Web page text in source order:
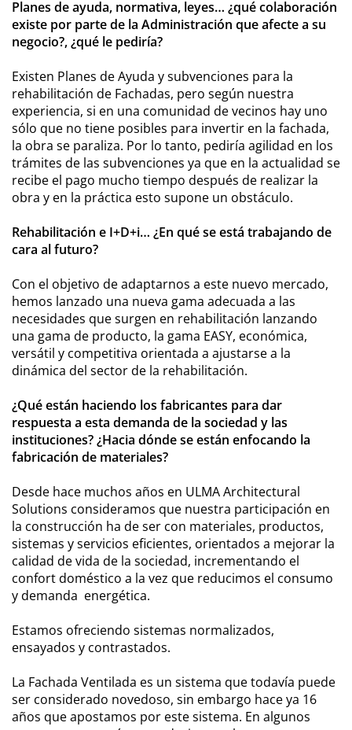
Planes de ayuda, normativa, leyes… ¿qué colaboración
existe por parte de la Administración que afecte a su
negocio?, ¿qué le pediría?
Existen Planes de Ayuda y subvenciones para la
rehabilitación de Fachadas, pero según nuestra
experiencia, si en una comunidad de vecinos hay uno
sólo que no tiene posibles para invertir en la fachada,
la obra se paraliza. Por lo tanto, pediría agilidad en los
trámites de las subvenciones ya que en la actualidad se
recibe el pago mucho tiempo después de realizar la
obra y en la práctica esto supone un obstáculo.
Rehabilitación e I+D+i… ¿En qué se está trabajando de
cara al futuro?
Con el objetivo de adaptarnos a este nuevo mercado,
hemos lanzado una nueva gama adecuada a las
necesidades que surgen en rehabilitación lanzando
una gama de producto, la gama EASY, económica,
versátil y competitiva orientada a ajustarse a la
dinámica del sector de la rehabilitación.
¿Qué están haciendo los fabricantes para dar
respuesta a esta demanda de la sociedad y las
instituciones? ¿Hacia dónde se están enfocando la
fabricación de materiales?
Desde hace muchos años en ULMA Architectural
Solutions consideramos que nuestra participación en
la construcción ha de ser con materiales, productos,
sistemas y servicios eficientes, orientados a mejorar la
calidad de vida de la sociedad, incrementando el
confort doméstico a la vez que reducimos el consumo
y demanda energética.
Estamos ofreciendo sistemas normalizados,
ensayados y contrastados.
La Fachada Ventilada es un sistema que todavía puede
ser considerado novedoso, sin embargo hace ya 16
años que apostamos por este sistema. En algunos